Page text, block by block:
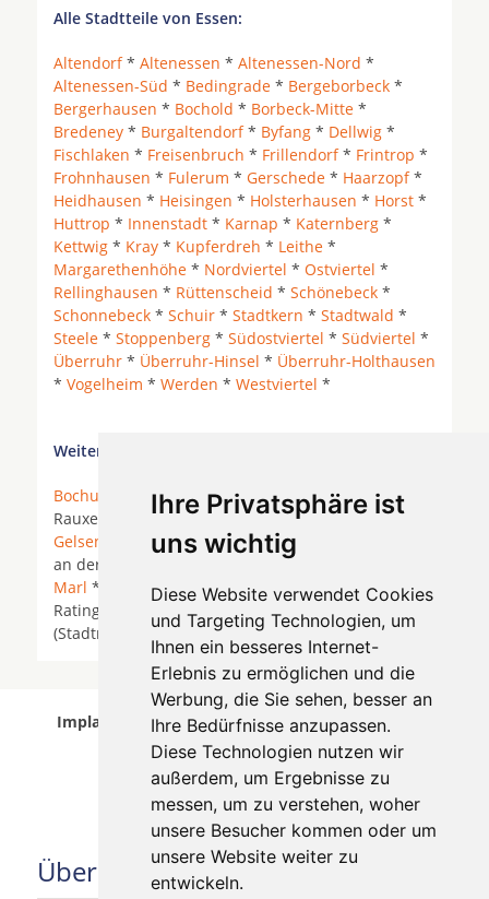
Ihre Privatsphäre ist
uns wichtig
Diese Website verwendet Cookies
und Targeting Technologien, um
Ihnen ein besseres Internet-
Erlebnis zu ermöglichen und die
Werbung, die Sie sehen, besser an
Ihre Bedürfnisse anzupassen.
Diese Technologien nutzen wir
außerdem, um Ergebnisse zu
messen, um zu verstehen, woher
unsere Besucher kommen oder um
unsere Website weiter zu
entwickeln.
Alle Stadtteile von Essen:
Altendorf* Altenessen * Altenessen-Nord *
Altenessen-Süd * Bedingrade * Bergeborbeck *
Bergerhausen * Bochold * Borbeck-Mitte *
Bredeney * Burgaltendorf* Byfang * Dellwig *
Fischlaken * Freisenbruch * Frillendorf* Frintrop *
Frohnhausen * Fulerum * Gerschede * Haarzopf*
Heidhausen * Heisingen * Holsterhausen * Horst *
Huttrop * Innenstadt * Karnap * Katernberg *
Kettwig * Kray * Kupferdreh * Leithe *
Margarethenhöhe * Nordviertel * Ostviertel *
Rellinghausen * Rüttenscheid * Schönebeck *
Schonnebeck * Schuir * Stadtkern * Stadtwald *
Steele * Stoppenberg * Südostviertel * Südviertel *
Überruhr * Überruhr-Hinsel * Überruhr-Holthausen
* Vogelheim * Werden * Westviertel *
Weitere Orte in der Nähe von Essen:
Bochum Bottrop* Bottrop-Kirchhellen* Castrop-
Rauxel *
Dorsten* Duisburg *Essen*
Gelsenkirchen *Gladbeck*Hattingen
an der Ruhr * Heiligenhaus *
Herne
Marl * Mülheim an der Ruhr*Oberhausen*
Ratingen *
Recklinghausen
* Recklinghausen
(Stadtmitte) * Sprockhövel *Velbert* Witten *
Implantologen in Essen wurde am 05 August 2026
aktualisiert.
Über uns